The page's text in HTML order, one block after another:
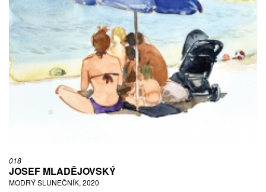
018
JOSEF MLADĚJOVSKÝ
MODRÝ SLUNEČNÍK, 2020